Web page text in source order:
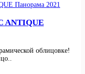
ANTIQUE
облицовке!